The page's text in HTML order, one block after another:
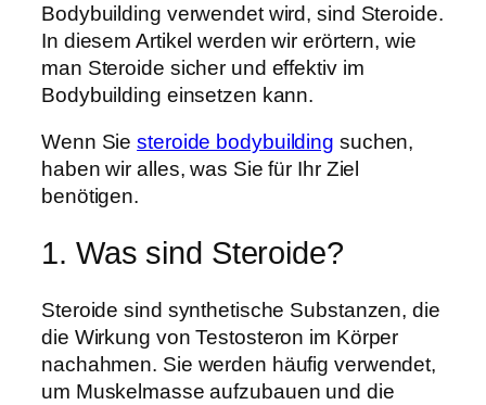
Bodybuilding verwendet wird, sind Steroide.
In diesem Artikel werden wir erörtern, wie
man Steroide sicher und effektiv im
Bodybuilding einsetzen kann.
Wenn Siesteroide bodybuilding suchen,
haben wir alles, was Sie für Ihr Ziel
benötigen.
1. Was sind Steroide?
Steroide sind synthetische Substanzen, die
die Wirkung von Testosteron im Körper
nachahmen. Sie werden häufig verwendet,
um Muskelmasse aufzubauen und die